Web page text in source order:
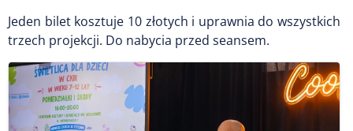
Jeden bilet kosztuje 10 złotych i uprawnia do wszystkich
trzech projekcji. Do nabycia przed seansem.